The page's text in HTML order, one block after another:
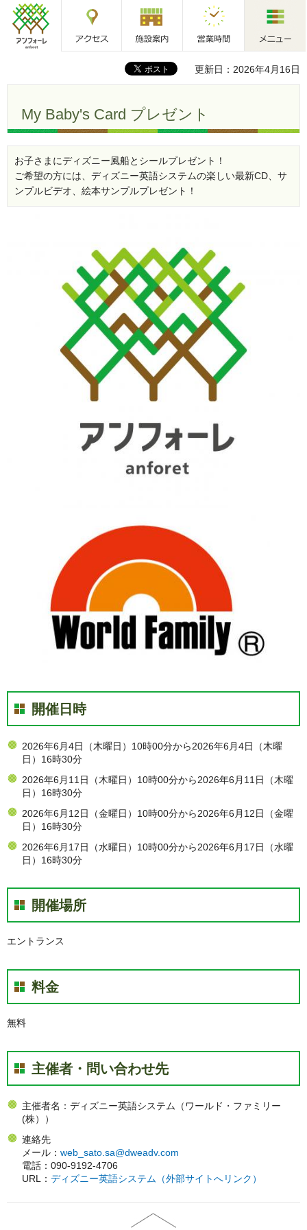
アンフォーレ 施設案内 営業時間
更新日：2026年4月16日
My Baby's Card プレゼント
お子さまにディズニー風船とシールプレゼント！
ご希望の方には、ディズニー英語システムの楽しい最新CD、サ
ンプルビデオ、絵本サンプルプレゼント！
開催日時
2026年6月4日（木曜日）10時00分から2026年6月4日（木曜
日）16時30分
2026年6月11日（木曜日）10時00分から2026年6月11日（木曜
日）16時30分
2026年6月12日（金曜日）10時00分から2026年6月12日（金曜
日）16時30分
2026年6月17日（水曜日）10時00分から2026年6月17日（水曜
日）16時30分
開催場所
エントランス
料金
無料
主催者・問い合わせ先
主催者名：ディズニー英語システム（ワールド・ファミリー
(株））
連絡先
メール： web_sato.sa@dweadv.com
電話：090-9192-4706
URL： ディズニー英語システム（外部サイトへリンク）